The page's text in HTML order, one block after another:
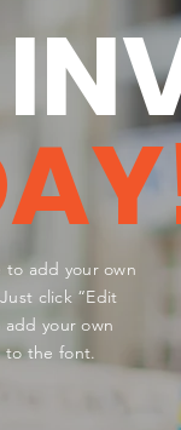
to add your own
click “Edit
your own
to the font.